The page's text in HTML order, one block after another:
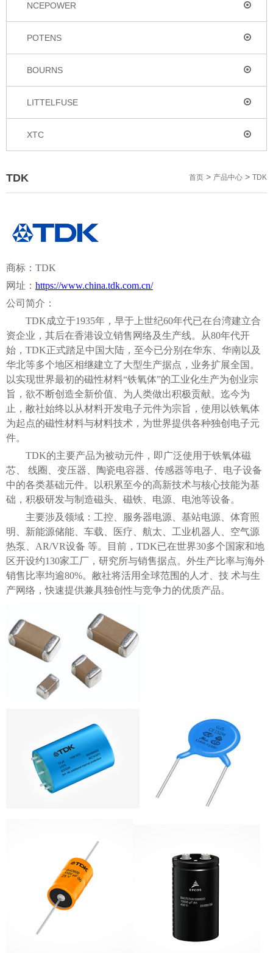
NCEPOWER
POTENS
BOURNS
LITTELFUSE
XTC
TDK 首页 > 产品中心 > TDK
商标：TDK
网址： https://www.china.tdk.com.cn/
公司简介：
TDK成立于1935年，早于上世纪60年代已在台湾建立合
资企业，其后在香港设立销售网络及生产线。从80年代开
始，TDK正式踏足中国大陆，至今已分别在华东、华南以及
华北等多个地区相继建立了大型生产据点，业务扩展全国。
以实现世界最初的磁性材料“铁氧体”的工业化生产为创业宗
旨，欲不断创造全新价值、为人类做出积极贡献。迄今为
止，敝社始终以从材料开发电子元件为宗旨，使用以铁氧体
为起点的磁性材料与材料技术，为世界提供各种独创电子元
件。
TDK的主要产品为被动元件，即广泛使用于铁氧体磁
芯、 线圈、变压器、陶瓷电容器、传感器等电子、电子设备
中的各类基础元件。以积累至今的高新技术与核心技能为基
础，积极研发与制造磁头、磁铁、电源、电池等设备。
主要涉及领域：工控、服务器电源、基站电源、体育照
明、新能源储能、车载、医疗、航太、工业机器人、空气源
热泵、 AR/VR设备 等。目前，TDK已在世界30多个国家和地
区开设约130家工厂，研究所与销售据点。外生产比率与海外
销售比率均逾80%。敝社将活用全球范围的人才、技 术与生
产网络，快速提供兼具独创性与竞争力的优质产品。